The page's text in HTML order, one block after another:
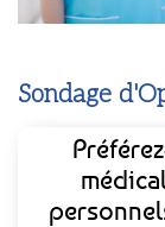
Sondage